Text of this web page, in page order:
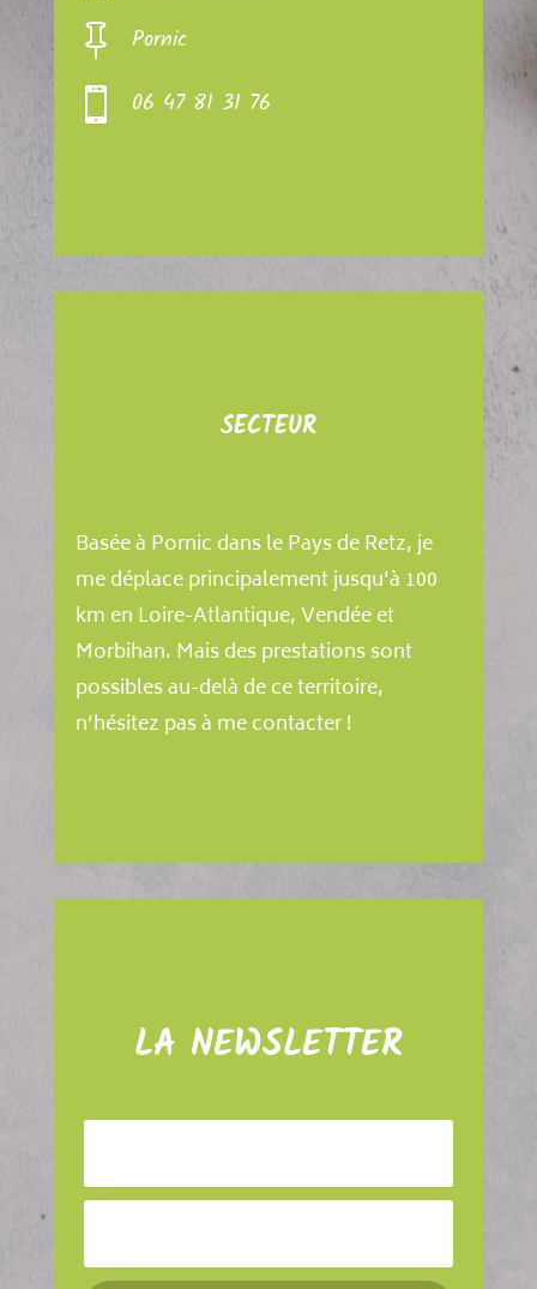
 Pornic
 06 47 81 31 76
SECTEUR
Basée à Pornic dans le Pays de Retz, je
me déplace principalement jusqu'à 100
km en Loire-Atlantique, Vendée et
Morbihan. Mais des prestations sont
possibles au-delà de ce territoire,
n’hésitez pas à me contacter !
LA NEWSLETTER